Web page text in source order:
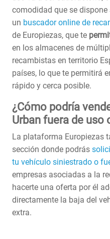
comodidad que se
un buscador online de
de Europiezas, que te
en los almacenes de
recambistas en territorio
países, lo que te permitirá
rápido y cerca posible.
¿Cómo podría
Urban fuera de uso
La plataforma Europiezas
sección donde podrás
tu vehículo siniestrado o
empresas asociadas a la
hacerte una oferta por él
directamente la baja del
extra.